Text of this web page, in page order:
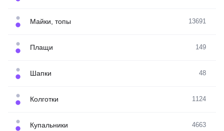
Майки, топы 13691
Плащи 149
Шапки 48
Колготки 1124
Купальники 4663